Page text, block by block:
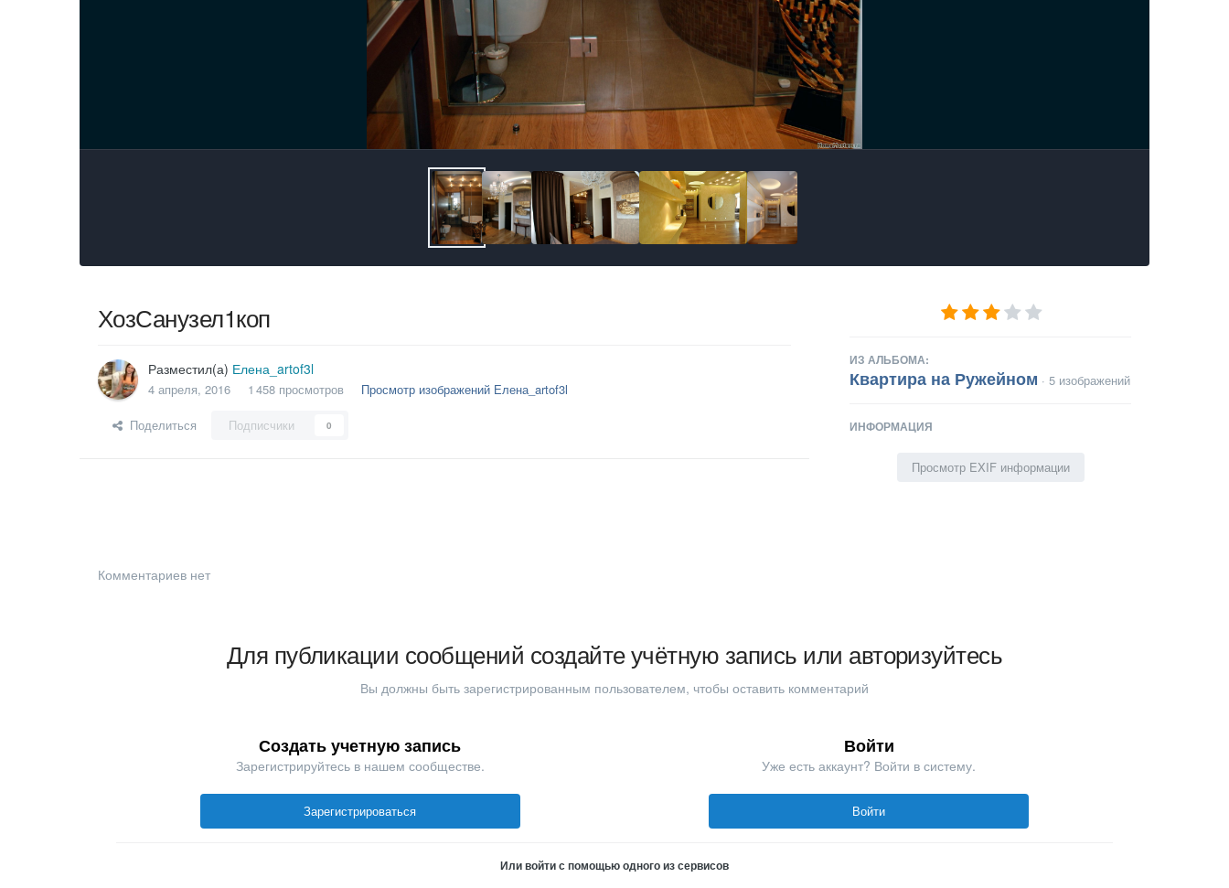
ХозСанузел1коп
Разместил(а) Елена_artof3l
4 апреля, 2016 1 458 просмотров Просмотр изображений Елена_artof3l
Поделиться Подписчики 0
ИЗ АЛЬБОМА:
Квартира на Ружейном · 5 изображений
ИНФОРМАЦИЯ
Просмотр EXIF информации
Комментариев нет
Для публикации сообщений создайте учётную запись или авторизуйтесь
Вы должны быть зарегистрированным пользователем, чтобы оставить комментарий
Создать учетную запись
Зарегистрируйтесь в нашем сообществе.
Зарегистрироваться
Войти
Уже есть аккаунт? Войти в систему.
Войти
Или войти с помощью одного из сервисов